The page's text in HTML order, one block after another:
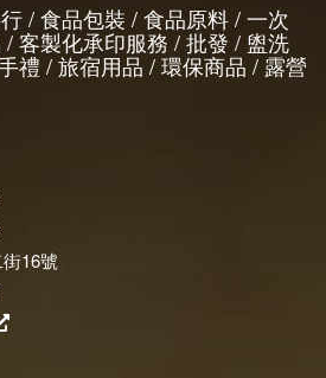
/ 食品包裝 / 食品原料 / 一次
客製化承印服務 / 批發 / 盥洗
禮 / 旅宿用品 / 環保商品 / 露營
16號